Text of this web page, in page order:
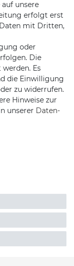
Facebook
auf auf
unsere
erfolgt erst
mit Dritten,
oder
Die
Es
die Einwilligung
zu widerrufen.
Hinweise zur
unserer Daten­